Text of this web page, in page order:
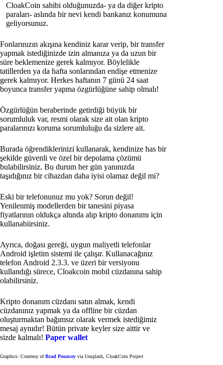
CloakCoin sahibi olduğunuzda- ya da diğer kripto
paraları- aslında bir nevi kendi bankanız konumuna
geliyorsunuz.
Fonlarınızın akışına kendiniz karar verip, bir transfer
yapmak istediğinizde izin almanıza ya da uzun bir
süre beklemenize gerek kalmıyor. Böylelikle
tatillerden ya da hafta sonlarından endişe etmenize
gerek kalmıyor. Herkes haftanın 7 günü 24 saat
boyunca transfer yapma özgürlüğüne sahip olmalı!
Özgürlüğün beraberinde getirdiği büyük bir
sorumluluk var, resmi olarak size ait olan kripto
paralarınızı koruma sorumluluğu da sizlere ait.
Burada öğrendiklerinizi kullanarak, kendinize has bir
şekilde güvenli ve özel bir depolama çözümü
bulabilirsiniz. Bu durum her gün yanınızda
taşıdığınız bir cihazdan daha iyisi olamaz değil mi?
Eski bir telefonunuz mu yok? Sorun değil!
Yenilenmiş modellerden bir tanesini piyasa
fiyatlarının oldukça altında alıp kripto donanımı için
kullanabiirsiniz.
Ayrıca, doğası gereği, uygun maliyetli telefonlar
Android işletim sistemi ile çalışır. Kullanacağınız
telefon Android 2.3.3. ve üzeri bir versiyonu
kullandığı sürece, Cloakcoin mobil cüzdanına sahip
olabilirsiniz.
Kripto donanım cüzdanı satın almak, kendi
cüzdanınız yapmak ya da offline bir cüzdan
oluşturmaktan bağımsız olarak vermek istediğimiz
mesaj aynıdır! Bütün private keyler size aittir ve
sizde kalmalı! Paper wallet
Graphics: Courtesy ofBrad Pouncey via Unsplash, CloakCoin Project